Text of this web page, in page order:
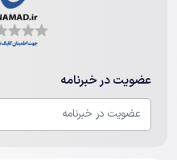
عضویت در خبرنامه